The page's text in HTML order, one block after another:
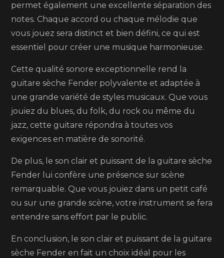
permet également une excellente séparation des
notes. Chaque accord ou chaque mélodie que
vous jouez sera distinct et bien défini, ce qui est
essentiel pour créer une musique harmonieuse.
Cette qualité sonore exceptionnelle rend la
guitare sèche Fender polyvalente et adaptée à
une grande variété de styles musicaux. Que vous
jouiez du blues, du folk, du rock ou même du
jazz, cette guitare répondra à toutes vos
exigences en matière de sonorité.
De plus, le son clair et puissant de la guitare sèche
Fender lui confère une présence sur scène
remarquable. Que vous jouiez dans un petit café
ou sur une grande scène, votre instrument se fera
entendre sans effort par le public.
En conclusion, le son clair et puissant de la guitare
sèche Fender en fait un choix idéal pour les